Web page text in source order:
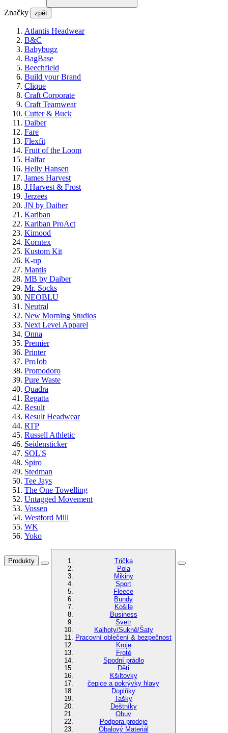
Značky zpět
Atlantis Headwear
B&C
Babybugz
BagBase
Beechfield
Build your Brand
Clique
Craft Corporate
Craft Teamwear
Cutter & Buck
Daiber
Fare
Flexfit
Fruit of the Loom
Halfar
Helly Hansen
James Harvest
J.Harvest & Frost
Jerzees
JN by Daiber
Kariban
Kariban ProAct
Kimood
Korntex
Kustom Kit
K-up
Mantis
MB by Daiber
Mr. Socks
NEOBLU
Neutral
New Morning Studios
Next Level Apparel
Onna
Premier
Printer
ProJob
Promodoro
Pure Waste
Quadra
Regatta
Result
Result Headwear
RTP
Russell Athletic
Seidensticker
SOL'S
Spiro
Stedman
Tee Jays
The One Towelling
Untagged Movement
Vossen
Westford Mill
WK
Yoko
Produkty
Trička
Pola
Mikiny
Sport
Fleece
Bundy
Košile
Business
Svetr
Kalhoty/Sukně/Šaty
Pracovní oblečení & bezpečnost
Kroje
Froté
Spodní prádlo
Děti
Kšiltovky
čepice a pokrývky hlavy
Doplňky
Tašky
Deštníky
Obuv
Podpora prodeje
Obalový Materiál